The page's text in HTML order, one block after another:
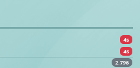
4s
4s
2.796